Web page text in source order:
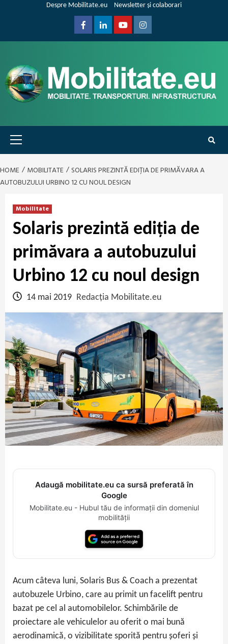
Despre Mobilitate.eu Newsletter și colaborari
FacebookLinkedinYoutubeInstagram
Primary
Menu
HOME MOBILITATE
SOLARIS PREZINTĂ EDIȚIA DE PRIMĂVARA A
AUTOBUZULUI URBINO 12 CU NOUL DESIGN
Mobilitate
Solaris prezintă ediția de
primăvara a autobuzului
Urbino 12 cu noul design
14 mai 2019 Redacția Mobilitate.eu
Adaugă mobilitate.eu ca sursă preferată în
Google
Mobilitate.eu - Hubul tău de informații din domeniul
mobilității
Acum câteva luni, Solaris Bus & Coach a prezentat
autobuzele Urbino, care au primit un facelift pentru
bazat pe cel al automobilelor. Schimbările de
proiectare ale vehiculelor au oferit o mai bună
aerodinamică, o vizibilitate sporită pentru șoferi și